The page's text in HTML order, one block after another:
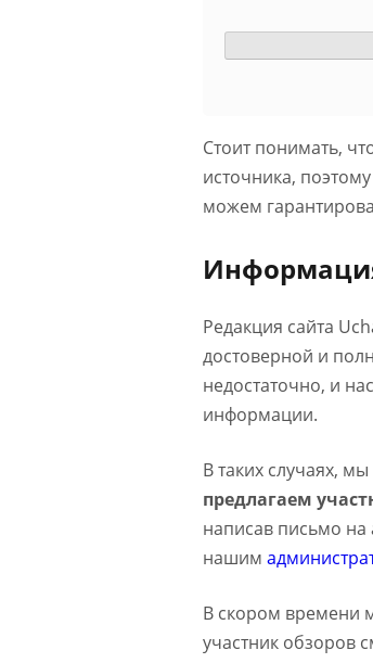
Стоит понимать,
источника,
можем
Редакция сайта
достоверной и
недостаточно, и
информации.
В таких случаях,
предлагаем
написав письмо на
нашим
В скором времени
участник обзоров